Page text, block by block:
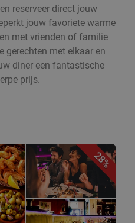
reserveer direct jouw
jouw favoriete warme
met vrienden of familie
gerechten met elkaar en
diner een fantastische
prijs.
28%